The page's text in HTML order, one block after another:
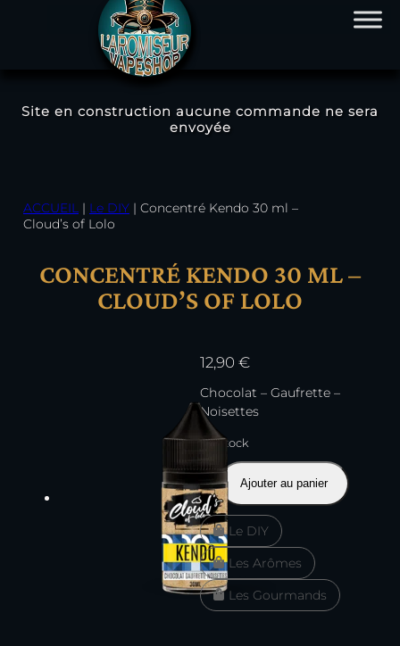
Site en construction aucune commande ne sera
envoyée
ACCUEIL | Le DIY | Concentré Kendo 30 ml –
Cloud’s of Lolo
CONCENTRÉ KENDO 30 ML –
CLOUD’S OF LOLO
12,90 €
Chocolat – Gaufrette –
Noisettes
En stock
quantité
de
Concentré
Kendo
30
ml
–
Cloud's
of
Ajouter au panier
Le DIY
Les Arômes
Les Gourmands